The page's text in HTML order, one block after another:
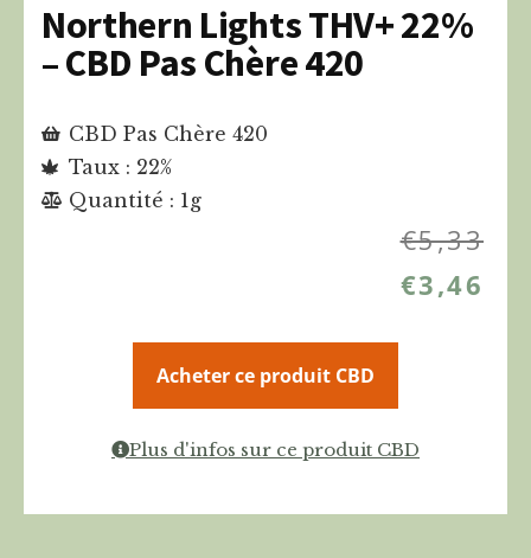
Northern Lights THV+ 22%
– CBD Pas Chère 420
CBD Pas Chère 420
Taux : 22%
Quantité : 1g
€5,33
€3,46
Acheter ce produit CBD
Plus d'infos sur ce produit CBD